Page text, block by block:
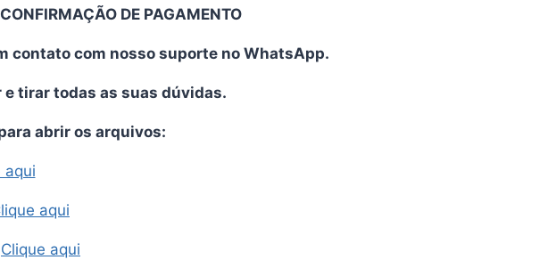
DE PAGAMENTO
contato com nosso suporte no WhatsApp.
tirar todas as suas dúvidas.
abrir os arquivos:
aqui
aqui
Clique aqui